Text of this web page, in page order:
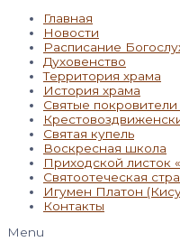
Главная
Новости
Расписание
Духовенство
Территория храма
История храма
Святые покровители
Святая купель
Воскресная школа
Приходской
Святоотеческая
Игумен Платон
Контакты
Menu